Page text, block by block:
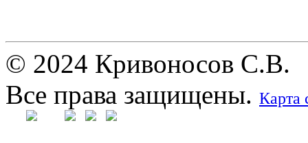
© 2024 Кривоносов С.В.
Все права защищены. Карта